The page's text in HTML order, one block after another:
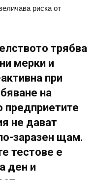
риска от
трябва
мерки и
при
на
предприетите
не дават
заразен щам.
тестове е
ден и